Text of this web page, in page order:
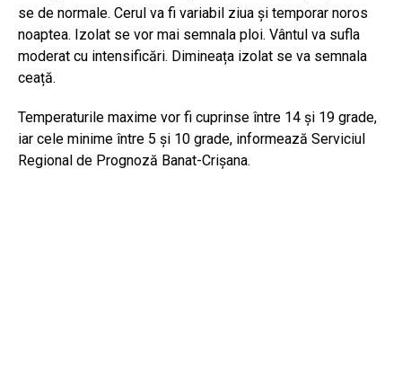
se de normale. Cerul va fi variabil ziua și temporar noros
noaptea. Izolat se vor mai semnala ploi. Vântul va sufla
moderat cu intensificări. Dimineața izolat se va semnala
ceață.
Temperaturile maxime vor fi cuprinse între 14 și 19 grade,
iar cele minime între 5 și 10 grade, informează Serviciul
Regional de Prognoză Banat-Crișana.